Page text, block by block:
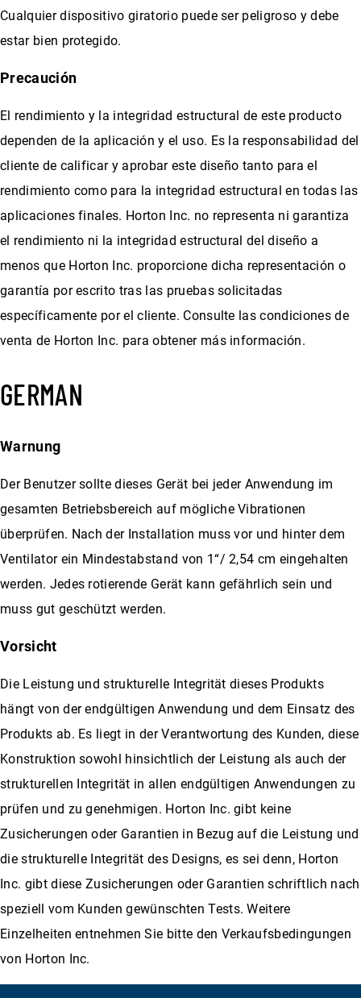
Cualquier dispositivo giratorio puede ser peligroso y debe
estar bien protegido.
Precaución
El rendimiento y la integridad estructural de este producto
dependen de la aplicación y el uso. Es la responsabilidad del
cliente de calificar y aprobar este diseño tanto para el
rendimiento como para la integridad estructural en todas las
aplicaciones finales. Horton Inc. no representa ni garantiza
el rendimiento ni la integridad estructural del diseño a
menos que Horton Inc. proporcione dicha representación o
garantía por escrito tras las pruebas solicitadas
específicamente por el cliente. Consulte las condiciones de
venta de Horton Inc. para obtener más información.
GERMAN
Warnung
Der Benutzer sollte dieses Gerät bei jeder Anwendung im
gesamten Betriebsbereich auf mögliche Vibrationen
überprüfen. Nach der Installation muss vor und hinter dem
Ventilator ein Mindestabstand von 1“/ 2,54 cm eingehalten
werden. Jedes rotierende Gerät kann gefährlich sein und
muss gut geschützt werden.
Vorsicht
Die Leistung und strukturelle Integrität dieses Produkts
hängt von der endgültigen Anwendung und dem Einsatz des
Produkts ab. Es liegt in der Verantwortung des Kunden, diese
Konstruktion sowohl hinsichtlich der Leistung als auch der
strukturellen Integrität in allen endgültigen Anwendungen zu
prüfen und zu genehmigen. Horton Inc. gibt keine
Zusicherungen oder Garantien in Bezug auf die Leistung und
die strukturelle Integrität des Designs, es sei denn, Horton
Inc. gibt diese Zusicherungen oder Garantien schriftlich nach
speziell vom Kunden gewünschten Tests. Weitere
Einzelheiten entnehmen Sie bitte den Verkaufsbedingungen
von Horton Inc.